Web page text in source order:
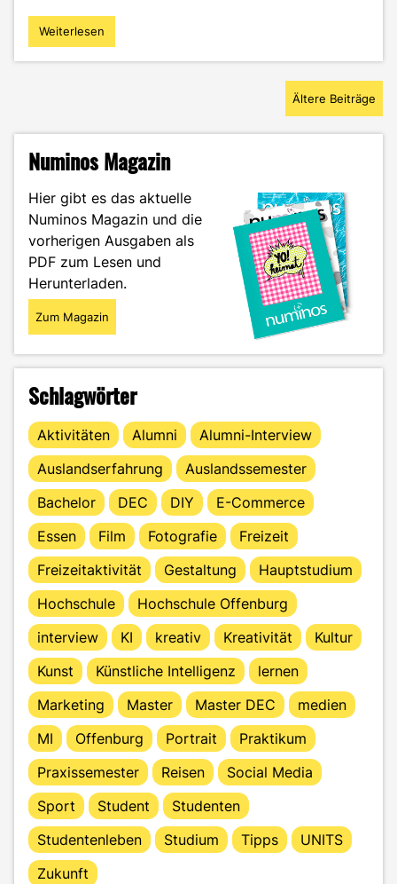
"Internationale
Freunde
Weiterlesen
Ältere Beiträge
Numinos Magazin
Hier gibt es das aktuelle
Numinos Magazin und die
vorherigen Ausgaben als
PDF zum Lesen und
Herunterladen.
Zum Magazin
Schlagwörter
Aktivitäten Alumni
Alumni-Interview
Auslandserfahrung
Auslandssemester
Bachelor
DEC DIY
E-Commerce
Essen
Film Fotografie
Freizeit
Freizeitaktivität
Gestaltung
Hauptstudium
Hochschule
Hochschule Offenburg
interview
KI kreativ Kreativität
Kultur
Kunst
Künstliche Intelligenz
lernen
Marketing
Master Master DEC
medien
MI
Offenburg Portrait
Praktikum
Praxissemester
Reisen
Social Media
Sport
Student
Studenten
Studentenleben
Studium Tipps
UNITS
Zukunft